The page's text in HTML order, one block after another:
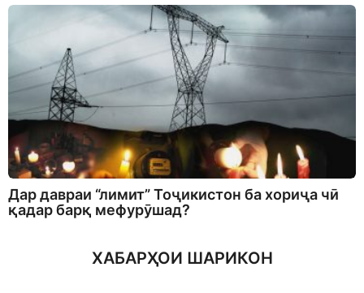
Дар давраи “лимит” Тоҷикистон ба хориҷа чӣ
қадар барқ мефурӯшад?
ХАБАРҲОИ ШАРИКОН